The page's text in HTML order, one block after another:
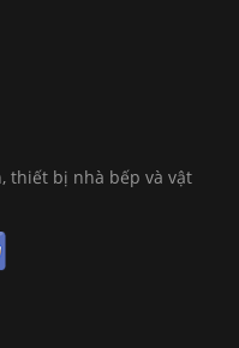
thiết bị nhà bếp và vật